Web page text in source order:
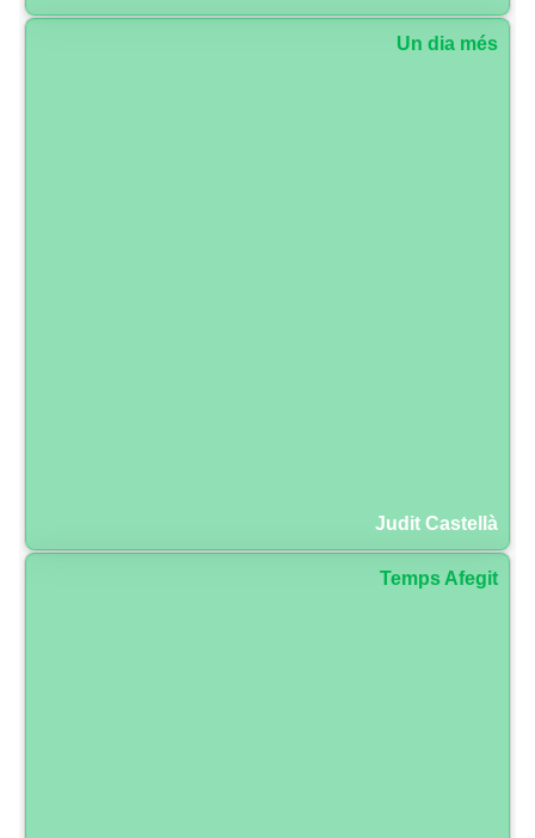
Un dia més
Judit Castellà
Temps Afegit